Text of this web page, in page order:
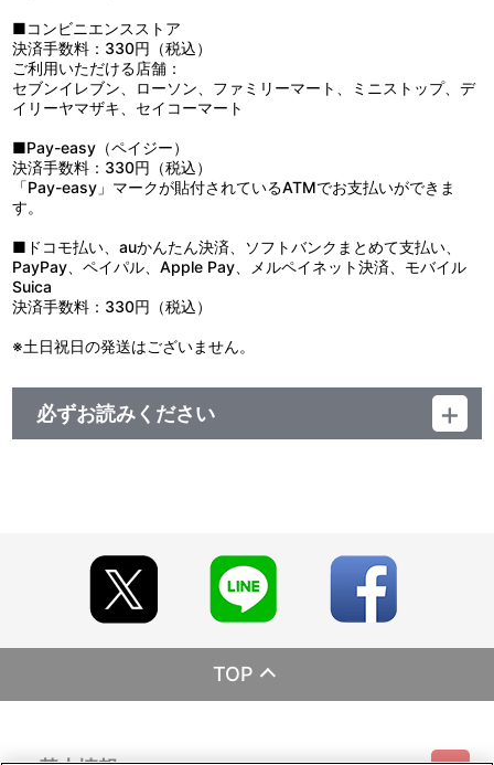
■コンビニエンスストア
決済手数料：330円（税込）
ご利用いただける店舗：
セブンイレブン、ローソン、ファミリーマート、ミニストップ、デ
イリーヤマザキ、セイコーマート
■Pay-easy（ペイジー）
決済手数料：330円（税込）
「Pay-easy」マークが貼付されているATMでお支払いができま
す。
■ドコモ払い、auかんたん決済、ソフトバンクまとめて支払い、
PayPay、ペイパル、Apple Pay、メルペイネット決済、モバイル
Suica
決済手数料：330円（税込）
※土日祝日の発送はございません。
必ずお読みください
ざいます。
※本商品は、今後一般店舗、イベント会場や海外等で販売する場合
があります。
※撮影環境やご利用のモニター環境により､実物と多少異なって見え
る場合がございます。
※商品画像はイメージです。実際の商品仕様が異なる場合がござい
ます。あらかじめご了承ください。
※すでにご注文しているかのご確認には､｢マイページ｣→｢ご注文履
TOP